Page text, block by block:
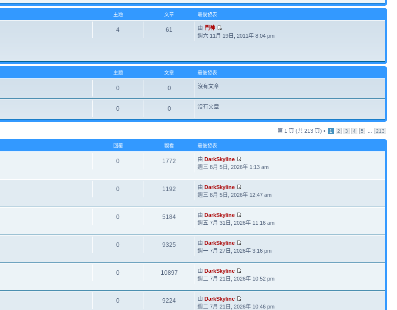
主題 文章 最後發表
4 61 由 門神
週六 11月 19日, 2011年 8:04 pm
主題 文章 最後發表
0 0 沒有文章
0 0 沒有文章
第 1 頁 (共 213 頁) • 1 2 3 4 5 213
回覆 觀看 最後發表
0 1772 由DarkSkyline
週三 8月 5日, 2026年 1:13 am
0 1192 由DarkSkyline
週三 8月 5日, 2026年 12:47 am
0 5184 由DarkSkyline
週五 7月 31日, 2026年 11:16 am
0 9325 由DarkSkyline
週一 7月 27日, 2026年 3:16 pm
0 10897 由DarkSkyline
週二 7月 21日, 2026年 10:52 pm
0 9224 由DarkSkyline
週二 7月 21日, 2026年 10:46 pm